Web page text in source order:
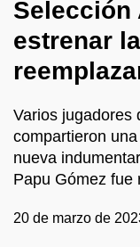
Selección
estrenar
Varios jugadores
compartieron
nueva
Papu Gómez fue
20 de marzo de